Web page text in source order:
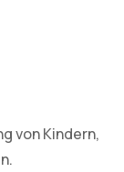
von Kindern,